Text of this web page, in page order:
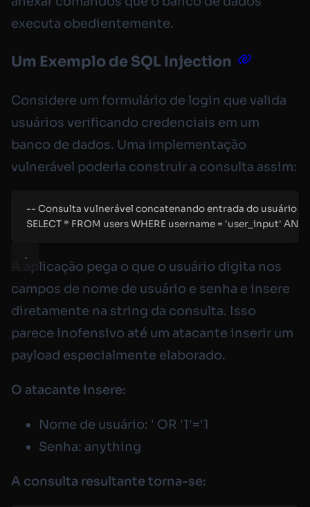
executa obedientemente.
Um Exemplo de SQL Injection
Considere um formulário de login que valida
usuários verificando credenciais em um
banco de dados. Uma implementação
vulnerável poderia construir a consulta assim:
-- Consulta vulnerável concatenando entrada do usuário
SELECT * FROM users WHERE username = 'user_input'
A aplicação pega o que o usuário digita nos
campos de nome de usuário e senha e insere
diretamente na string da consulta. Isso
parece inofensivo até um atacante inserir um
payload especialmente elaborado.
O atacante insere:
Nome de usuário: ' OR '1'='1
Senha: anything
A consulta resultante torna-se: